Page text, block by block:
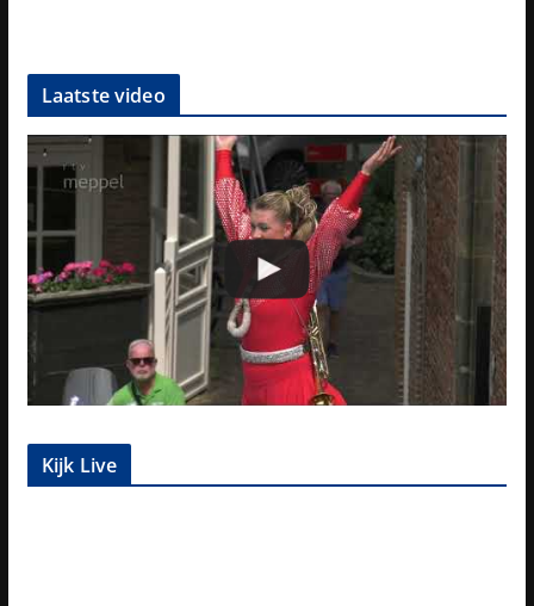
Laatste video
Kijk Live